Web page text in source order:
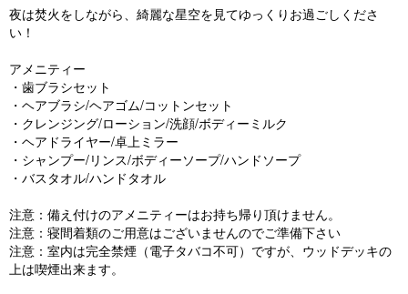
夜は焚火をしながら、綺麗な星空を見てゆっくりお過ごしくださ
い！
アメニティー
・歯ブラシセット
・ヘアブラシ/ヘアゴム/コットンセット
・クレンジング/ローション/洗顔/ボディーミルク
・ヘアドライヤー/卓上ミラー
・シャンプー/リンス/ボディーソープ/ハンドソープ
・バスタオル/ハンドタオル
注意：備え付けのアメニティーはお持ち帰り頂けません。
注意：寝間着類のご用意はございませんのでご準備下さい
注意：室内は完全禁煙（電子タバコ不可）ですが、ウッドデッキの
上は喫煙出来ます。